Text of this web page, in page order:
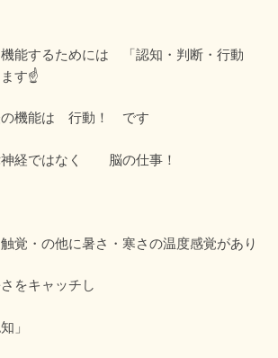
機能するためには 「認知・判断・行動
えます☝️
の機能は 行動！ です
神経ではなく 脳の仕事！
覚・の他に暑さ・寒さの温度感覚があり
さをキャッチし
」